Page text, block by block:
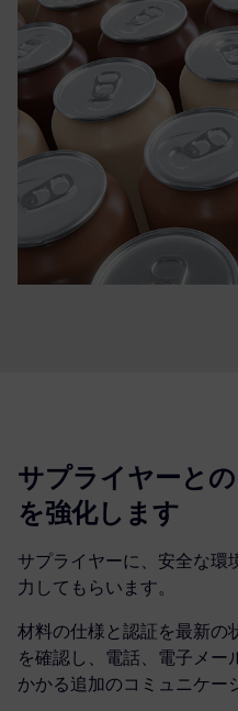
サプライヤーと
を強化します
サプライヤーに、安全な環
力してもらいます。
材料の仕様と認証を最新の
を確認し、電話、電子メー
かかる追加のコミュニケー